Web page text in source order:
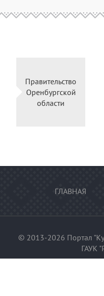
Правительство
Оренбургской
области
ГЛАВНАЯ
© 2013-2026 Портал
ГАУК